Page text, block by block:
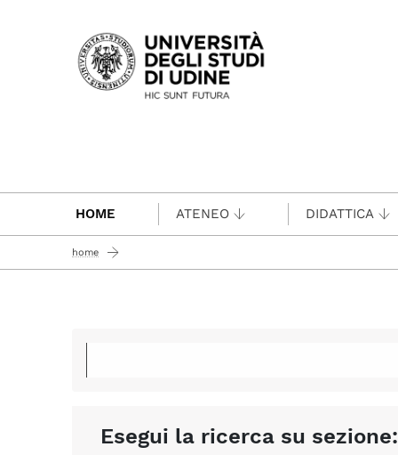
Passa al contenuto principale
HOME ATENEO DIDATTICA
home
Esegui la ricerca su sezione: